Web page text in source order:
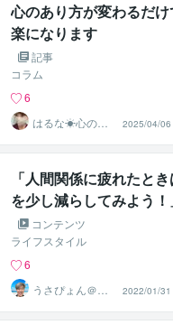
心のあり方が変わるだ
楽になります
記事
コラム
6
はるな☀︎心のチ
ャージサポータ
ー
2025/04/06
「人間関係に疲れたと
を少し減らしてみよう
ごすための【人間関係の
コンテンツ
ライフスタイル
6
うさぴょん＠癒
し系アラフィフ
心寄り添い人
2022/01/31